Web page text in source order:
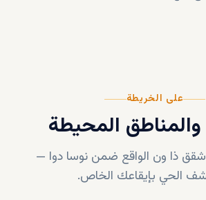
على الخريطة
والمناطق المحيطة
شقق ذا ون الواقع ضمن نوسا دوا —
الحي بإيقاعك الخاص.